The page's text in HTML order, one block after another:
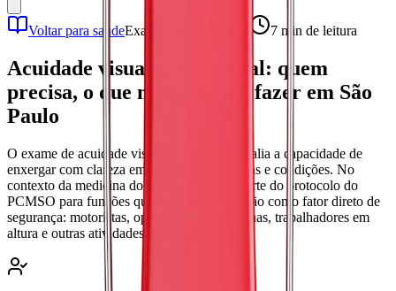
Voltar para saúdeExame Complementar 7 min de leitura
Acuidade visual ocupacional: quem
precisa, o que mede e onde fazer em São
Paulo
O exame de acuidade visual ocupacional avalia a capacidade de
enxergar com clareza em diferentes distâncias e condições. No
contexto da medicina do trabalho, ele faz parte do protocolo do
PCMSO para funções que dependem da visão como fator direto de
segurança: motoristas, operadores de máquinas, trabalhadores em
altura e outras atividades de precisão.